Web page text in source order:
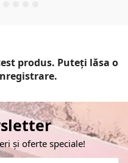
produs. Puteți lăsa o
și oferte speciale!